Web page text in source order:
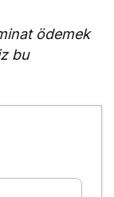
ödemek
bu